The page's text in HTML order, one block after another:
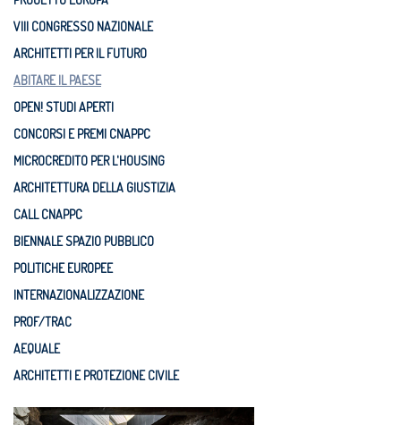
VIII CONGRESSO NAZIONALE
ARCHITETTI PER IL FUTURO
ABITARE IL PAESE
OPEN! STUDI APERTI
CONCORSI E PREMI CNAPPC
MICROCREDITO PER L'HOUSING
ARCHITETTURA DELLA GIUSTIZIA
CALL CNAPPC
BIENNALE SPAZIO PUBBLICO
POLITICHE EUROPEE
INTERNAZIONALIZZAZIONE
PROF/TRAC
AEQUALE
ARCHITETTI E PROTEZIONE CIVILE